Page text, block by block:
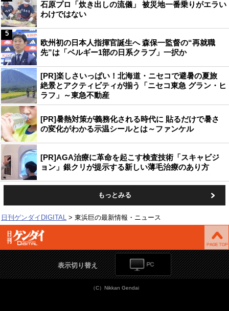
石原プロ「炊き出しの流儀」 被災地一番乗りがエラい
わけではない
欧州初の日本人指揮官誕生へ 森保一監督の“再就職
先”は「ベルギー1部の日系クラブ」一択か
5
[PR]楽しさいっぱい！北海道・ニセコで避暑の夏旅
絶景とアクティビティが揃う「ニセコ東急 グラン・ヒ
ラフ」～東急不動産
[PR]暑熱対策が義務化される時代に 貼るだけで暑さ
の変化がわかる示温シールとは～ファンケル
[PR]AGA治療に革命を起こす検査技術「スキャビジ
ョン」銀クリが提示する新しい薄毛治療のあり方
もっとみる
日刊ゲンダイDIGITAL 東浜巨の最新情報・ニュース
表示切り替え
（C）Nikkan Gendai